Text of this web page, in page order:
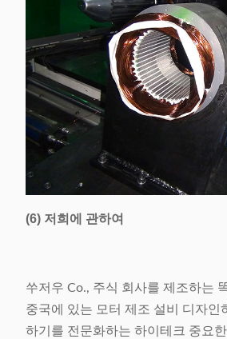
(6) 저희에 관하여
쑤저우 Co., 주식 회사를 제조하는
중국에 있는 모터 제조 설비 디자인
하기를 전문화하는 하이테크 중요